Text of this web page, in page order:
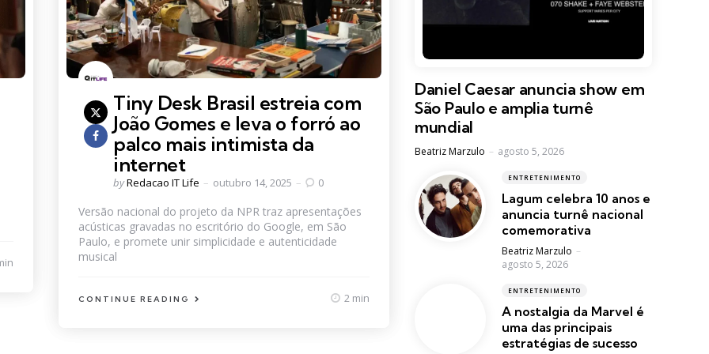
Tiny Desk Brasil estreia com
João Gomes e leva o forró ao
palco mais intimista da
internet
Posted
byRedacao IT Life outubro 14, 2025 0
Versão nacional do projeto da NPR traz apresentações
acústicas gravadas no escritório do Google, em São
Paulo, e promete unir simplicidade e autenticidade
musical
CONTINUE READING 2 min
Daniel Caesar anuncia show em
São Paulo e amplia turnê
mundial
Posted
Beatriz Marzulo agosto 5, 2026
ENTRETENIMENTO
Lagum celebra 10 anos e
anuncia turnê nacional
comemorativa
Posted
Beatriz Marzulo
agosto 5, 2026
ENTRETENIMENTO
A nostalgia da Marvel é
uma das principais
estratégias de sucesso